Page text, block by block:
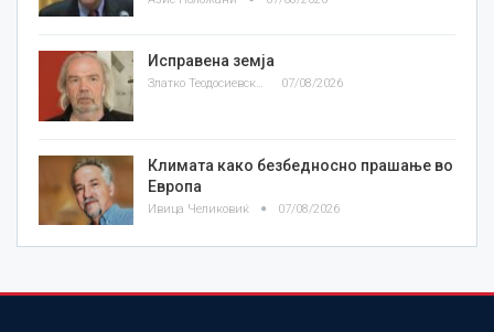
Исправена земја
Златко Теодосиевски 07/08/2026
Климата како безбедносно прашање во
Европа
Ивица Челиковиќ 07/08/2026